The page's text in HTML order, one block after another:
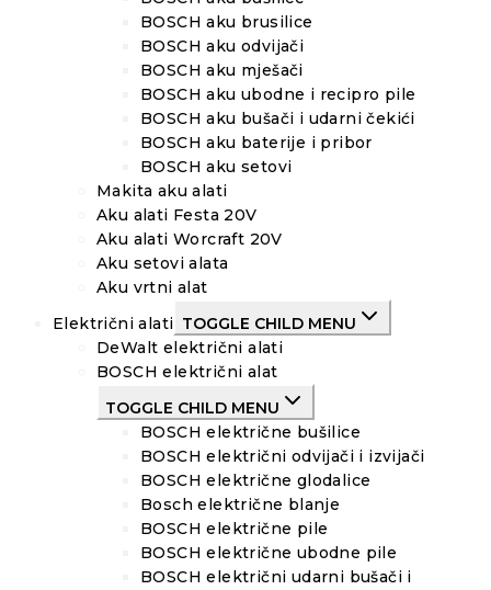
BOSCH aku brusilice
BOSCH aku odvijači
BOSCH aku mješači
BOSCH aku ubodne i recipro pile
BOSCH aku bušači i udarni čekići
BOSCH aku baterije i pribor
BOSCH aku setovi
Makita aku alati
Aku alati Festa 20V
Aku alati Worcraft 20V
Aku setovi alata
Aku vrtni alat
Električni alati TOGGLE CHILD MENU
DeWalt električni alati
BOSCH električni alat
TOGGLE CHILD MENU
BOSCH električne bušilice
BOSCH električni odvijači i izvijači
BOSCH električne glodalice
Bosch električne blanje
BOSCH električne pile
BOSCH električne ubodne pile
BOSCH električni udarni bušači i